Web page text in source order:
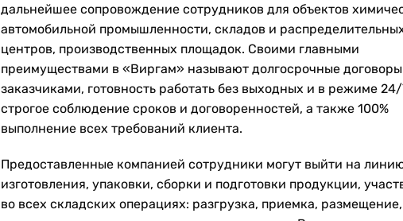
дальнейшее сопровождение сотрудников для объектов
автомобильной промышленности, складов и
центров, производственных площадок. Своими главными
преимуществами в «Виргам» называют долгосрочные
заказчиками, готовность работать без выходных и в режиме 24/
строгое соблюдение сроков и договоренностей, а также 100%
выполнение всех требований клиента.
Предоставленные компанией сотрудники могут выйти на
изготовления, упаковки, сборки и подготовки продукции,
во всех складских операциях: разгрузка, приемка, размещение,